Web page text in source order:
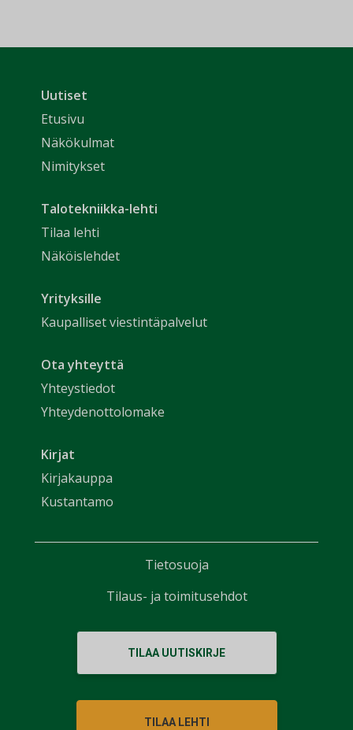
Uutiset
Etusivu
Näkökulmat
Nimitykset
Talotekniikka-lehti
Tilaa lehti
Näköislehdet
Yrityksille
Kaupalliset viestintäpalvelut
Ota yhteyttä
Yhteystiedot
Yhteydenottolomake
Kirjat
Kirjakauppa
Kustantamo
TILAA UUTISKIRJE
TILAA LEHTI
Tietosuoja
Tilaus- ja toimitusehdot